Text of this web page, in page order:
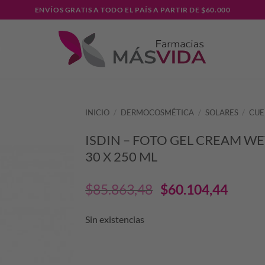
ENVÍOS GRATIS A TODO EL PAÍS A PARTIR DE $60.000
INICIO / DERMOCOSMÉTICA / SOLARES /
ISDIN – FOTO GEL CREAM
30 X 250 ML
$85.863,48 El
$60.104,44El
Sin existencias